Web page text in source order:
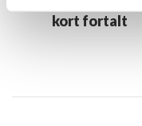
kort fortalt